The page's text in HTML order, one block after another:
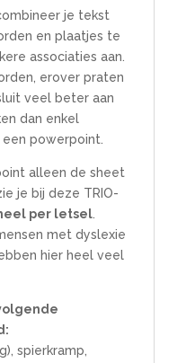
je tekst
en plaatjes te
associaties aan.
erover praten
veel beter aan
dan enkel
een powerpoint.
alleen de sheet
je bij deze TRIO-
per letsel.
met dyslexie
hier heel veel
spierkramp,